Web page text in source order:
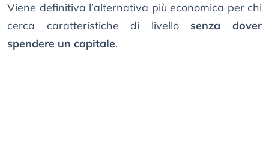
Viene definitiva l’alternativa più economica per chi
cerca caratteristiche di livello senza dover
spendere un capitale.